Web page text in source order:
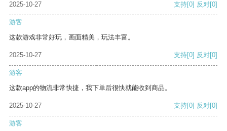
2025-10-27 支持[0] 反对[0]
游客
这款游戏非常好玩，画面精美，玩法丰富。
2025-10-27 支持[0] 反对[0]
游客
这款app的物流非常快捷，我下单后很快就能收到商品。
2025-10-27 支持[0] 反对[0]
游客